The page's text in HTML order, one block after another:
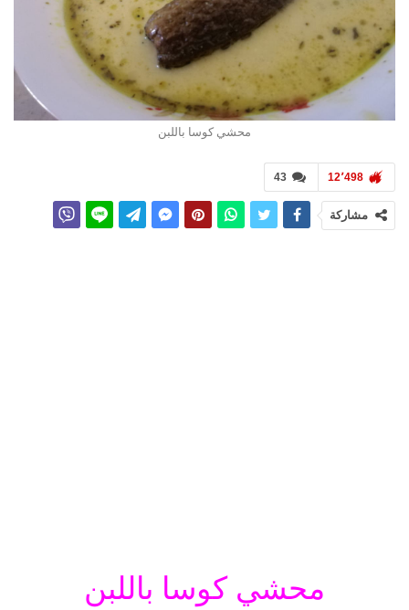
محشي كوسا باللبن
43 12٬498
مشاركة
محشي كوسا باللبن